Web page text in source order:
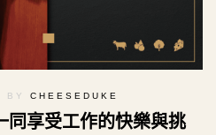
| BY CHEESEDUKE
同享受工作的快樂與挑